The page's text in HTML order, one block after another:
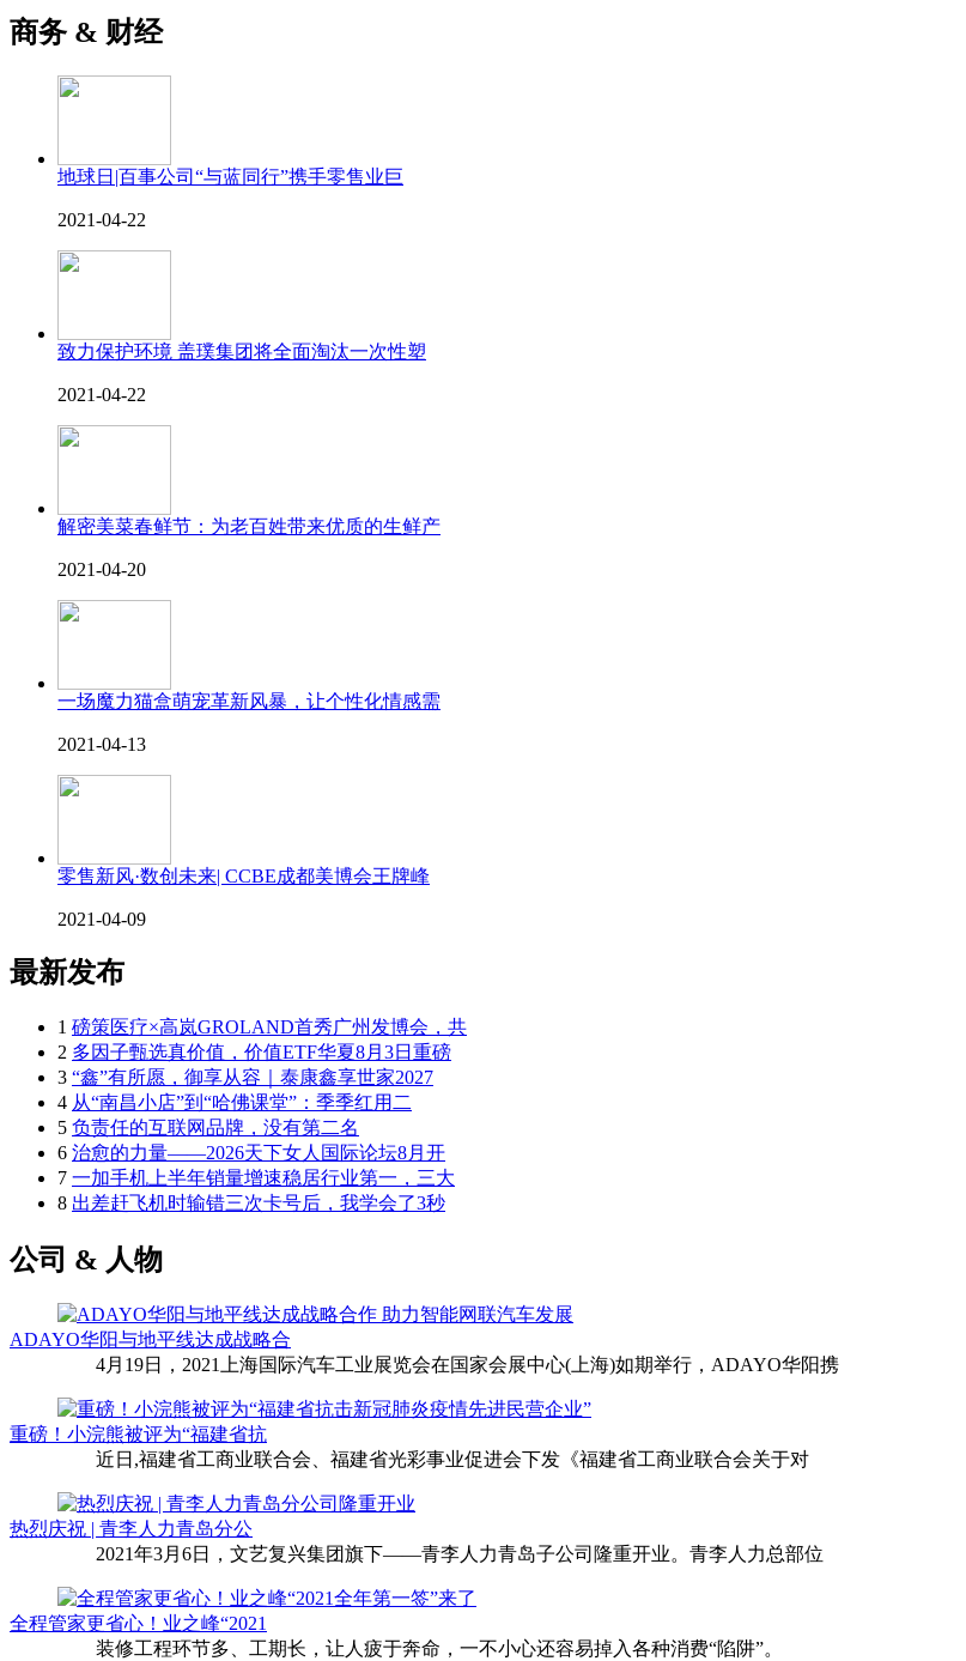
商务 & 财经
地球日|百事公司“与蓝同行”携手零售业巨
2021-04-22
致力保护环境 盖璞集团将全面淘汰一次性塑
2021-04-22
解密美菜春鲜节：为老百姓带来优质的生鲜产
2021-04-20
一场魔力猫盒萌宠革新风暴，让个性化情感需
2021-04-13
零售新风·数创未来| CCBE成都美博会王牌峰
2021-04-09
最新发布
1 磅策医疗×高岚GROLAND首秀广州发博会，共
2 多因子甄选真价值，价值ETF华夏8月3日重磅
3 “鑫”有所愿，御享从容｜泰康鑫享世家2027
4 从“南昌小店”到“哈佛课堂”：季季红用二
5 负责任的互联网品牌，没有第二名
6 治愈的力量——2026天下女人国际论坛8月开
7 一加手机上半年销量增速稳居行业第一，三大
8 出差赶飞机时输错三次卡号后，我学会了3秒
公司 & 人物
ADAYO华阳与地平线达成战略合
4月19日，2021上海国际汽车工业展览会在国家会展中心(上海)如期举行，ADAYO华阳携
重磅！小浣熊被评为“福建省抗
近日,福建省工商业联合会、福建省光彩事业促进会下发《福建省工商业联合会关于对
热烈庆祝 | 青李人力青岛分公
2021年3月6日，文艺复兴集团旗下——青李人力青岛子公司隆重开业。青李人力总部位
全程管家更省心！业之峰“2021
装修工程环节多、工期长，让人疲于奔命，一不小心还容易掉入各种消费“陷阱”。